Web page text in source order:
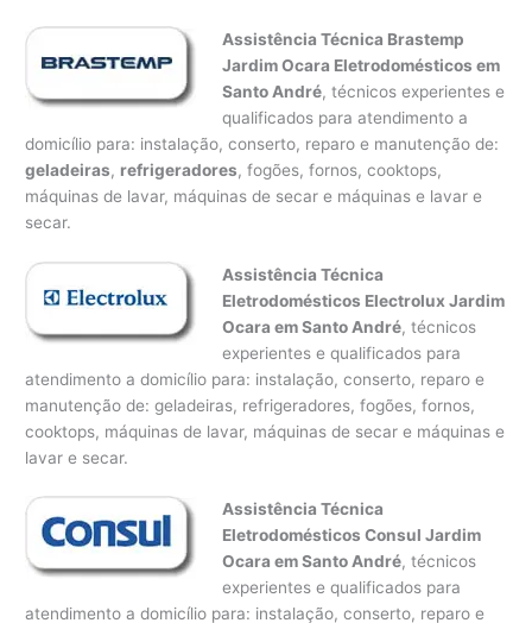
Assistência Técnica Brastemp
Jardim Ocara Eletrodomésticos em
Santo André, técnicos experientes e
qualificados para atendimento a
domicílio para: instalação, conserto, reparo e manutenção de:
geladeiras, refrigeradores, fogões, fornos, cooktops,
máquinas de lavar, máquinas de secar e máquinas e lavar e
secar.
Assistência Técnica
Eletrodomésticos Electrolux Jardim
Ocara em Santo André, técnicos
experientes e qualificados para
atendimento a domicílio para: instalação, conserto, reparo e
manutenção de: geladeiras, refrigeradores, fogões, fornos,
cooktops, máquinas de lavar, máquinas de secar e máquinas e
lavar e secar.
Assistência Técnica
Eletrodomésticos Consul Jardim
Ocara em Santo André, técnicos
experientes e qualificados para
atendimento a domicílio para: instalação, conserto, reparo e